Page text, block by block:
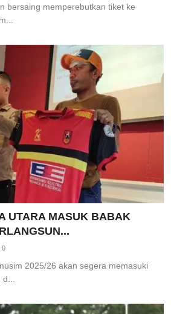
bersaing memperebutkan tiket ke
UTARA MASUK BABAK
0
2025/26 akan segera memasuki
d...